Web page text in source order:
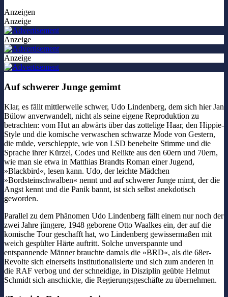
Anzeigen
Anzeige
Anzeige
Anzeige
Auf schwerer Junge gemimt
Klar, es fällt mittlerweile schwer, Udo Lindenberg, dem sich hier Jan
Bülow anverwandelt, nicht als seine eigene Reproduktion zu
betrachten: vom Hut an abwärts über das zottelige Haar, den Hippie-
Style und die komische verwaschen schwarze Mode von Gestern,
die müde, verschleppte, wie von LSD benebelte Stimme und die
Sprache ihrer Kürzel, Codes und Relikte aus den 60ern und 70ern,
wie man sie etwa in Matthias Brandts Roman einer Jugend,
»Blackbird«, lesen kann. Udo, der leichte Mädchen
»Bordsteinschwalben« nennt und auf schwerer Junge mimt, der die
Angst kennt und die Panik bannt, ist sich selbst anekdotisch
geworden.
Parallel zu dem Phänomen Udo Lindenberg fällt einem nur noch der
zwei Jahre jüngere, 1948 geborene Otto Waalkes ein, der auf die
komische Tour geschafft hat, wo Lindenberg gewissermaßen mit
weich gespülter Härte auftritt. Solche unverspannte und
entspannende Männer brauchte damals die »BRD«, als die 68er-
Revolte sich einerseits institutionalisierte und sich zum anderen in
die RAF verbog und der schneidige, in Disziplin geübte Helmut
Schmidt sich anschickte, die Regierungsgeschäfte zu übernehmen.